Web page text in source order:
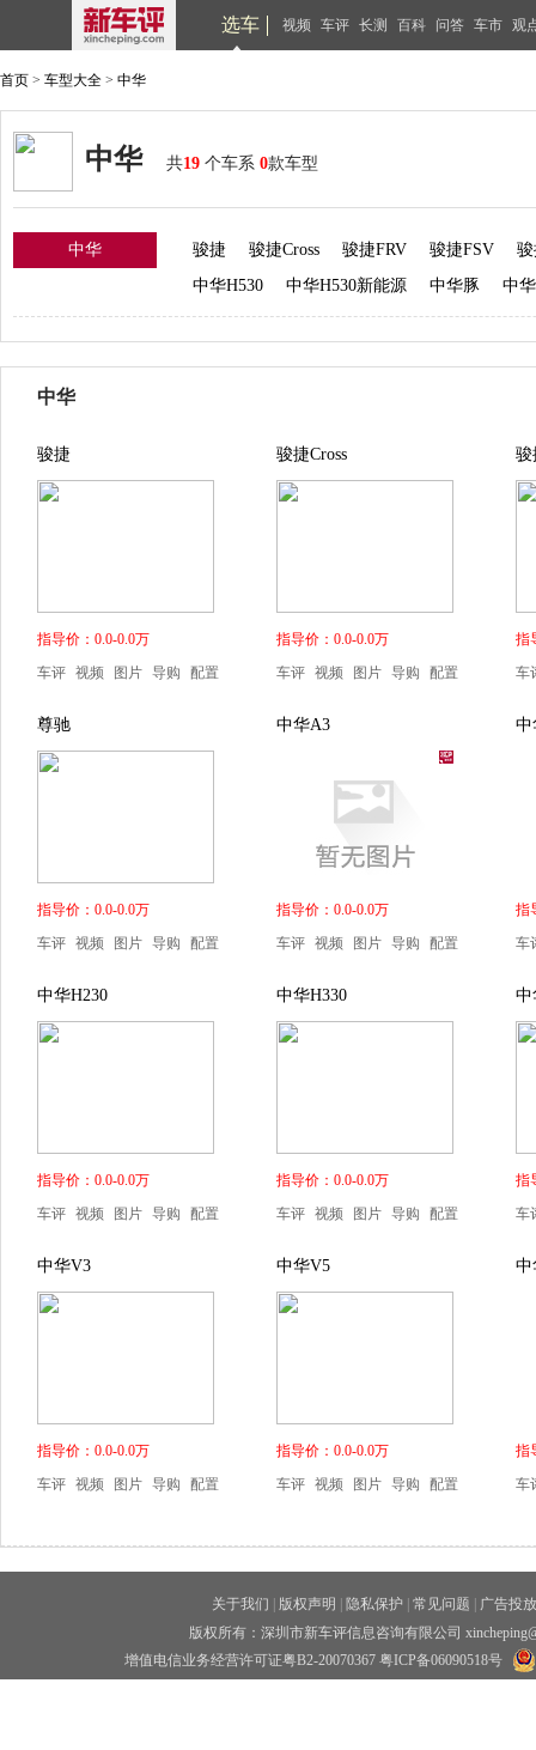
选车 视频 车评 长测 百科 问答 车市 观
首页 > 车型大全 > 中华
中华 共19 个车系 0款车型
中华 骏捷 骏捷Cross 骏捷FRV 骏捷FSV
骏
中华H530
中华H530新能源 中华豚 中
中华
骏捷
指导价：0.0-0.0万
车评 视频 图片 导购 配置
骏捷Cross
指导价：0.0-0.0万
车评 视频 图片 导购 配置
骏
指
车
尊驰
指导价：0.0-0.0万
车评 视频 图片 导购 配置
中华A3
指导价：0.0-0.0万
车评 视频 图片 导购 配置
中
指
车
中华H230
指导价：0.0-0.0万
车评 视频 图片 导购 配置
中华H330
指导价：0.0-0.0万
车评 视频 图片 导购 配置
中
指
车
中华V3
指导价：0.0-0.0万
车评 视频 图片 导购 配置
中华V5
指导价：0.0-0.0万
车评 视频 图片 导购 配置
中
指
车
关于我们 版权声明 隐私保护 常见问题
广告投放
版权所有：深圳市新车评信息咨询有限公司
增值电信业务经营许可证粤B2-20070367 粤ICP备06090518号